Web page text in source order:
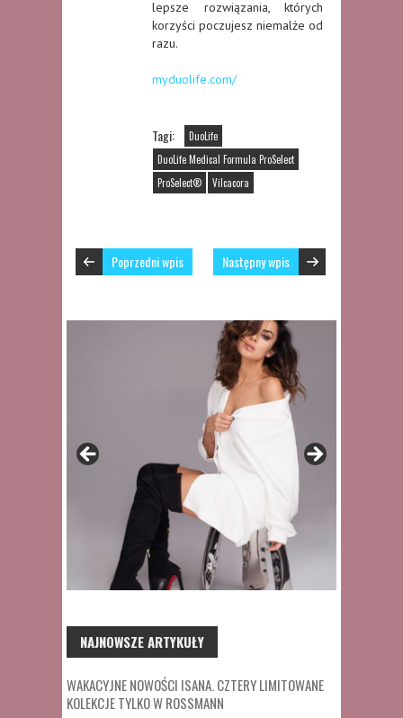
lepsze rozwiązania, których
korzyści poczujesz niemalże od
razu.
myduolife.com/
Tagi:
DuoLife
DuoLife Medical Formula ProSelect
ProSelect®
Vilcacora
Poprzedni wpis Następny wpis
NAJNOWSZE ARTYKUŁY
WAKACYJNE NOWOŚCI ISANA. CZTERY LIMITOWANE
KOLEKCJE TYLKO W ROSSMANN